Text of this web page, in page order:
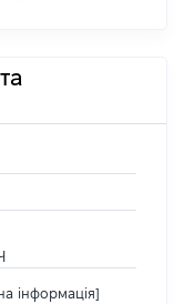
інформація]